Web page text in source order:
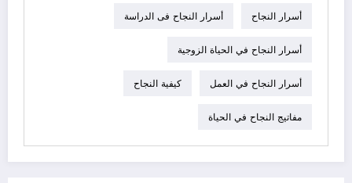
أسرار النجاح أسرار النجاح فى الدراسة
أسرار النجاح في الحياة الزوجية
أسرار النجاح في العمل كيفية النجاح
مفاتيج النجاح في الحياة